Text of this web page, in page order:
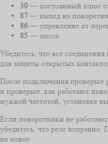
30 — постоянный плюс
87 — выход на
86 — управление от
85 — масса.
Убедитесь, что все
для защиты открытых
После подключения проверьте
и проверьте, как работают
нужной частотой, установка
Если поворотники не
убедитесь, что реле исправно.
на новое.